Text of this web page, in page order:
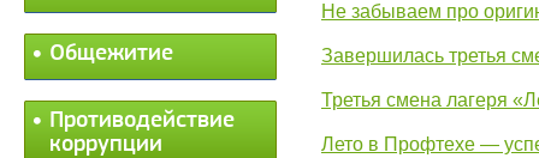
Общежитие
Противодействие
коррупции
Не забываем про
Завершилась третья
Третья смена лагеря
Лето в Профтехе —